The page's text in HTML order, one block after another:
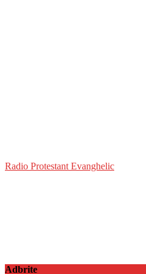
Radio Protestant Evanghelic
Adbrite